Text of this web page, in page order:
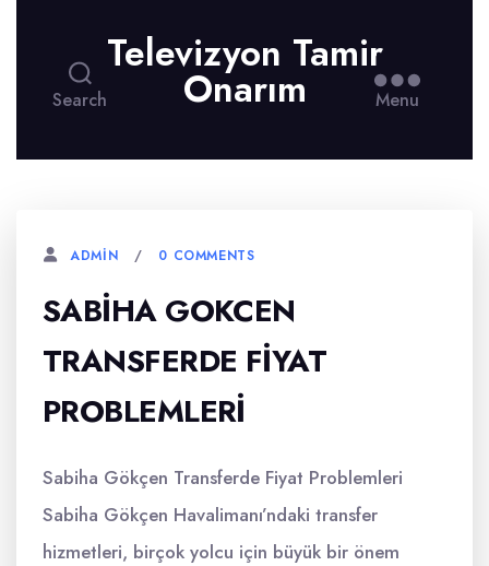
Search
Televizyon Tamir
Onarım Menu
ADMIN 0 COMMENTS
SABIHA GOKCEN
TRANSFERDE FIYAT
PROBLEMLERI
Sabiha Gökçen Transferde Fiyat Problemleri
Sabiha Gökçen Havalimanı’ndaki transfer
hizmetleri, birçok yolcu için büyük bir önem